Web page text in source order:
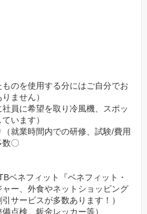
のを使用する分にはご自分でお
ません）
員に希望を取り冷風機、スポッ
います）
就業時間内での研修、試験/費用
数〇
ベネフィット『ベネフィット・
ー、外食やネットショッピング
サービスが多数あります！）
点検、鈑金レッカー等）